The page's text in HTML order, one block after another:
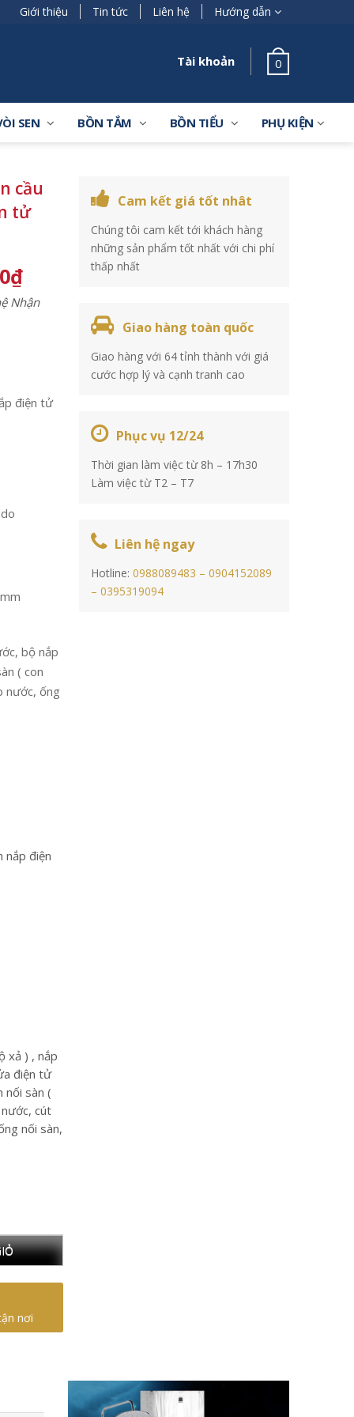
Giới thiệu Tin tức Liên hệ Hướng dẫn
Tài khoản 0
SEN BỒN TẮM BỒN TIỂU PHỤ KIỆN
cầu
tử
₫
Nhận
điện tử
bộ nắp
( con
nước, ống
nắp điện
xả ) , nắp
điện tử
nối sàn (
cút
nối sàn,
nơi
Cam kết giá tốt nhât
Chúng tôi cam kết tới khách hàng
những sản phẩm tốt nhất với chi phí
thấp nhất
Giao hàng toàn quốc
Giao hàng với 64 tỉnh thành với giá
cước hợp lý và cạnh tranh cao
Phục vụ 12/24
Thời gian làm việc từ 8h – 17h30
Làm việc từ T2 – T7
Liên hệ ngay
Hotline: 0988089483 – 0904152089
– 0395319094